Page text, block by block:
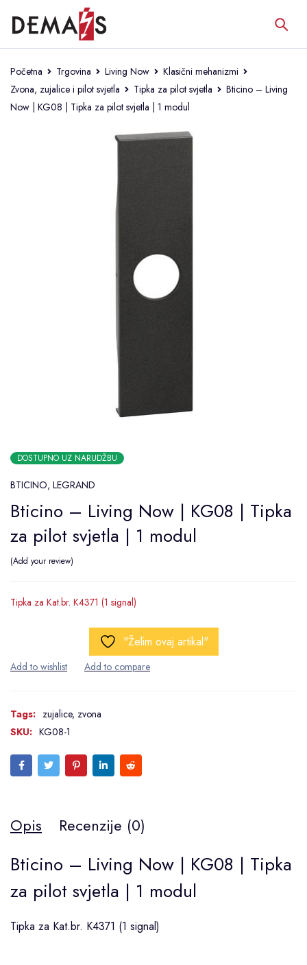
Početna Trgovina Living Now
Klasični mehanizmi
Zvona, zujalice i pilot svjetla
Tipka za pilot svjetla
Bticino – Living
Now | KG08 | Tipka za pilot svjetla | 1 modul
DOSTUPNO UZ NARUDŽBU
BTICINO, LEGRAND
Bticino – Living Now | KG08 | Tipka
za pilot svjetla | 1 modul
Add your review
Tipka za Kat.br. K4371 (1 signal)
"Želim ovaj artikal"
Tags: zujalice, zvona
SKU: KG08-1
Opis Recenzije (0)
Bticino – Living Now | KG08 | Tipka
za pilot svjetla | 1 modul
Tipka za Kat.br. K4371 (1 signal)